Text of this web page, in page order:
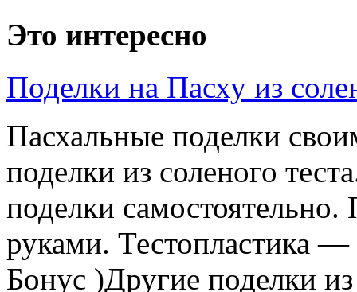
Это интересно
Поделки на Пасху из
Пасхальные поделки
поделки из соленого
поделки
руками. Тестопластика —
Бонус )Другие поделки